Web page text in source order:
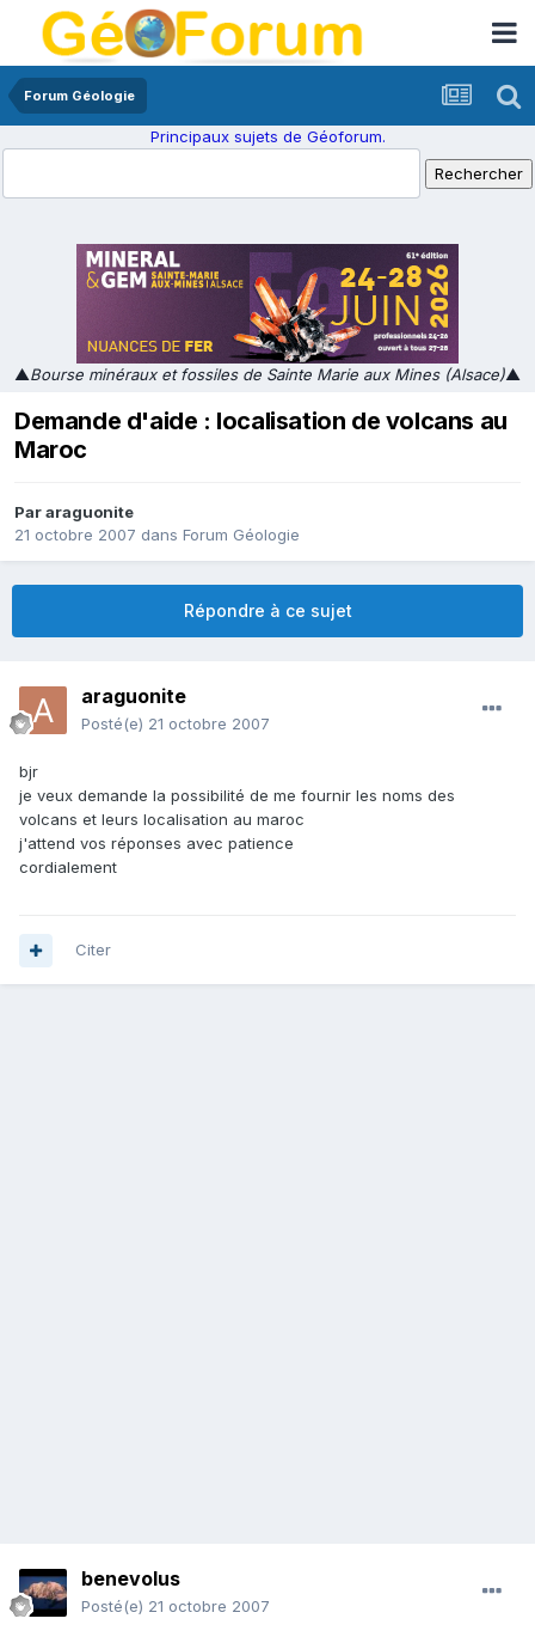
Forum Géologie
Principaux sujets de Géoforum.
▲Bourse minéraux et fossiles de Sainte Marie aux Mines (Alsace)▲
Demande d'aide : localisation de volcans au
Maroc
Pararaguonite
21 octobre 2007 dans Forum Géologie
Répondre à ce sujet
araguonite
Posté(e) 21 octobre 2007
bjr
je veux demande la possibilité de me fournir les noms des
volcans et leurs localisation au maroc
j'attend vos réponses avec patience
cordialement
Citer
benevolus
Posté(e) 21 octobre 2007